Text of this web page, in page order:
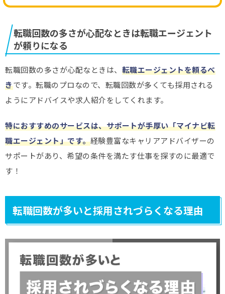
転職回数の多さが心配なときは転職エージェント
が頼りになる
転職回数の多さが心配なときは、 転職エージェントを頼るべ
きです。転職のプロなので、転職回数が多くても採用される
ようにアドバイスや求人紹介をしてくれます。
特におすすめのサービスは、サポートが手厚い「マイナビ転
職エージェント」です。経験豊富なキャリアアドバイザーの
サポートがあり、希望の条件を満たす仕事を探すのに最適で
す！
転職回数が多いと採用されづらくなる理由